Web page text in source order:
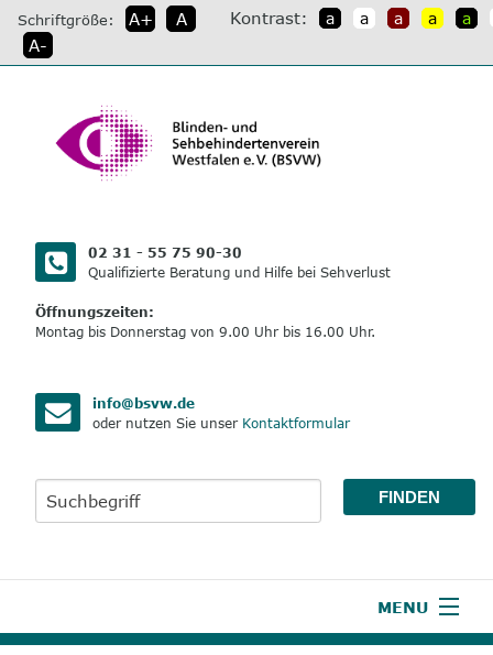
direkt
zum
Inhalt
Schriftgröße: A+
A
A-
Kontrast: a a a a a
02 31 - 55 75 90-30
Qualifizierte Beratung und Hilfe bei Sehverlust
Öffnungszeiten:
Montag bis Donnerstag von 9.00 Uhr bis 16.00 Uhr.
info@bsvw.de
oder nutzen Sie unser Kontaktformular
MENU